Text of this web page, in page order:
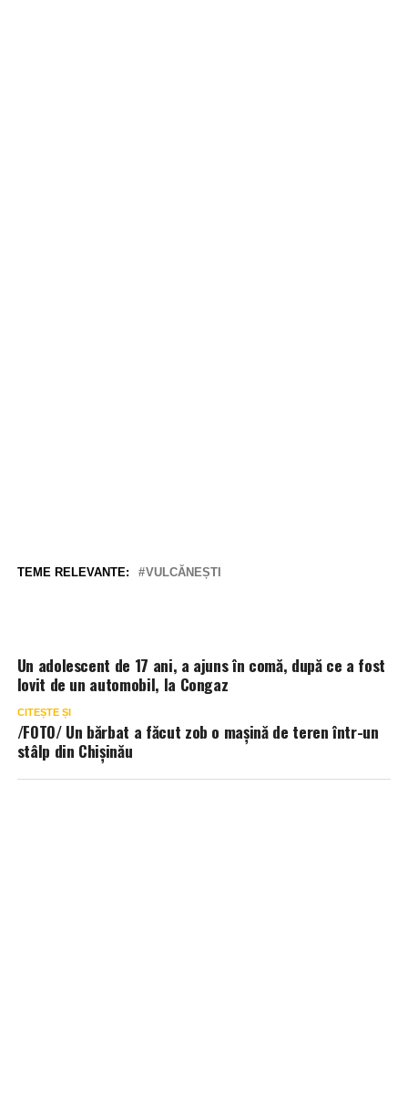
TEME RELEVANTE: VULCĂNEȘTI
Un adolescent de 17 ani, a ajuns în comă, după ce a fost
lovit de un automobil, la Congaz
CITEȘTE ȘI
/FOTO/ Un bărbat a făcut zob o mașină de teren într-un
stâlp din Chișinău